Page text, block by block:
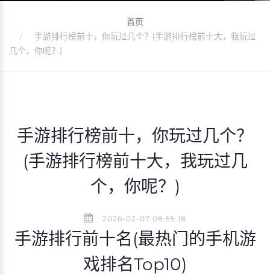
首页
手游排行榜前十，你玩过几个？(手游排行榜前十大，我玩过
几个，你呢？)
手游排行榜前十，你玩过几个？
(手游排行榜前十大，我玩过几
个，你呢？)
2026-02-07 08:55:18
手游排行前十名(最热门的手机游
戏排名Top10)